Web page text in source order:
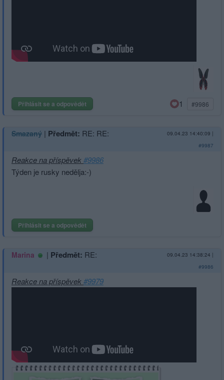
Přihlásit se a odpovědět 1 #9986
Smazaný | Předmět: RE: RE: 09.04.23 14:40:09 |
#9987
Reakce na příspěvek#9986
Týden je rusky nedělja:-)
Přihlásit se a odpovědět
Marina | Předmět: RE: 09.04.23 14:38:24 |
#9986
Reakce na příspěvek#9979